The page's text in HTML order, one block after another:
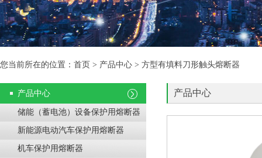
您当前所在的位置：首页 > 产品中心 > 方型有填料刀形触头熔断器
产品中心
储能（蓄电池）设备保护用熔断器
新能源电动汽车保护用熔断器
机车保护用熔断器
产品中心